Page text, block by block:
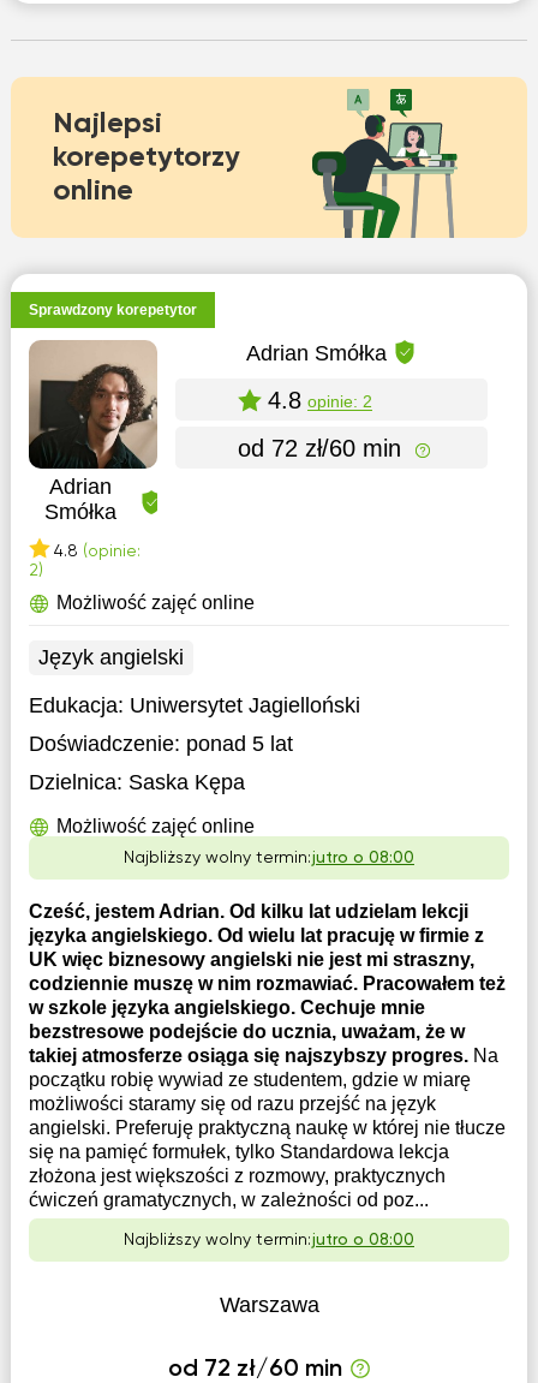
Najlepsi
korepetytorzy
online
Sprawdzony korepetytor
Adrian
Smółka
4.8 (opinie:
2)
Adrian Smółka
4.8 opinie: 2
od 72 zł/60 min
Możliwość zajęć online
Język angielski
Edukacja: Uniwersytet Jagielloński
Doświadczenie: ponad 5 lat
Dzielnica: Saska Kępa
Możliwość zajęć online
Najbliższy wolny termin:jutro o 08:00
Cześć, jestem Adrian. Od kilku lat udzielam lekcji
języka angielskiego. Od wielu lat pracuję w firmie z
UK więc biznesowy angielski nie jest mi straszny,
codziennie muszę w nim rozmawiać. Pracowałem też
w szkole języka angielskiego. Cechuje mnie
bezstresowe podejście do ucznia, uważam, że w
takiej atmosferze osiąga się najszybszy progres. Na
początku robię wywiad ze studentem, gdzie w miarę
możliwości staramy się od razu przejść na język
angielski. Preferuję praktyczną naukę w której nie tłucze
się na pamięć formułek, tylko Standardowa lekcja
złożona jest większości z rozmowy, praktycznych
ćwiczeń gramatycznych, w zależności od poz...
Najbliższy wolny termin:jutro o 08:00
Warszawa
od 72 zł/60 min